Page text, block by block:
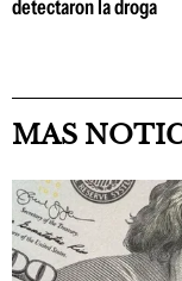
detectaron la droga
MAS